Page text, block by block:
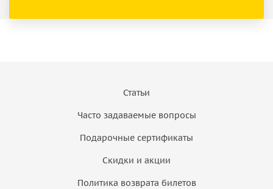
Статьи
Часто задаваемые вопросы
Подарочные сертификаты
Скидки и акции
Политика возврата билетов